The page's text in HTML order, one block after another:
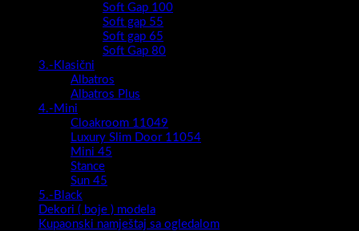
Soft Gap 100
Soft gap 55
Soft gap 65
Soft Gap 80
3.-Klasični
Albatros
Albatros Plus
4.-Mini
Cloakroom 11049
Luxury Slim Door 11054
Mini 45
Stance
Sun 45
5.-Black
Dekori ( boje ) modela
Kupaonski namještaj sa ogledalom